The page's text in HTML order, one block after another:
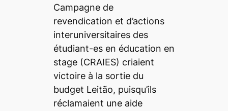
Campagne de
revendication et d’actions
interuniversitaires des
étudiant-es en éducation en
stage (CRAIES) criaient
victoire à la sortie du
budget Leitão, puisqu’ils
réclamaient une aide